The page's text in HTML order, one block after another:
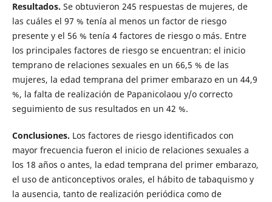
Resultados. Se obtuvieron 245 respuestas de mujeres, de
las cuáles el 97 % tenía al menos un factor de riesgo
presente y el 56 % tenía 4 factores de riesgo o más. Entre
los principales factores de riesgo se encuentran: el inicio
temprano de relaciones sexuales en un 66,5 % de las
mujeres, la edad temprana del primer embarazo en un 44,9
%, la falta de realización de Papanicolaou y/o correcto
seguimiento de sus resultados en un 42 %.
Conclusiones. Los factores de riesgo identificados con
mayor frecuencia fueron el inicio de relaciones sexuales a
los 18 años o antes, la edad temprana del primer embarazo,
el uso de anticonceptivos orales, el hábito de tabaquismo y
la ausencia, tanto de realización periódica como de